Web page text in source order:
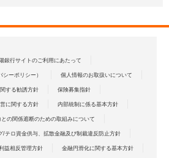
銀行サイトのご利用にあたって
ーポリシー） 個人情報のお取扱いについて
する勧誘方針 保険募集指針
に関する方針 内部統制に係る基本方針
の関係遮断のための取組みについて
/テロ資金供与、拡散金融及び制裁違反防止方針
益相反管理方針 金融円滑化に関する基本方針